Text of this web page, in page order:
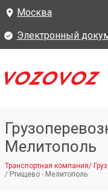
Москва
Электронный
Мелитополь
Транспортная компания/
/ Ртищево - Мелитополь